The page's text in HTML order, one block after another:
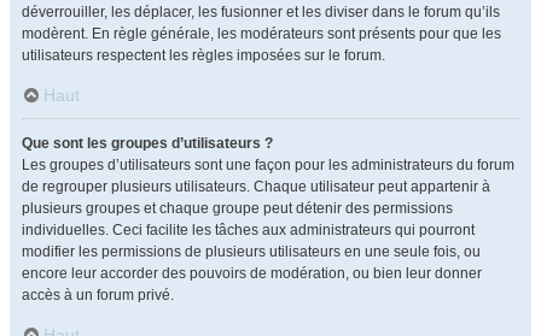
déverrouiller, les déplacer, les fusionner et les diviser dans le forum qu’ils
modèrent. En règle générale, les modérateurs sont présents pour que les
utilisateurs respectent les règles imposées sur le forum.
Haut
Que sont les groupes d’utilisateurs ?
Les groupes d’utilisateurs sont une façon pour les administrateurs du forum
de regrouper plusieurs utilisateurs. Chaque utilisateur peut appartenir à
plusieurs groupes et chaque groupe peut détenir des permissions
individuelles. Ceci facilite les tâches aux administrateurs qui pourront
modifier les permissions de plusieurs utilisateurs en une seule fois, ou
encore leur accorder des pouvoirs de modération, ou bien leur donner
accès à un forum privé.